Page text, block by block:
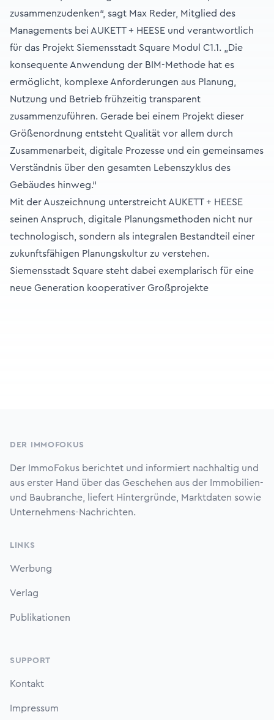
zusammenzudenken“, sagt Max Reder, Mitglied des
Managements bei AUKETT + HEESE und verantwortlich
für das Projekt Siemensstadt Square Modul C1.1. „Die
konsequente Anwendung der BIM-Methode hat es
ermöglicht, komplexe Anforderungen aus Planung,
Nutzung und Betrieb frühzeitig transparent
zusammenzuführen. Gerade bei einem Projekt dieser
Größenordnung entsteht Qualität vor allem durch
Zusammenarbeit, digitale Prozesse und ein gemeinsames
Verständnis über den gesamten Lebenszyklus des
Gebäudes hinweg.“
Mit der Auszeichnung unterstreicht AUKETT + HEESE
seinen Anspruch, digitale Planungsmethoden nicht nur
technologisch, sondern als integralen Bestandteil einer
zukunftsfähigen Planungskultur zu verstehen.
Siemensstadt Square steht dabei exemplarisch für eine
neue Generation kooperativer Großprojekte
DER IMMOFOKUS
Der ImmoFokus berichtet und informiert nachhaltig und
aus erster Hand über das Geschehen aus der Immobilien-
und Baubranche, liefert Hintergründe, Marktdaten sowie
Unternehmens-Nachrichten.
LINKS
Werbung
Verlag
Publikationen
SUPPORT
Kontakt
Impressum